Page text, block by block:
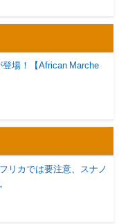
場！【African Marche
リカでは要注意、スナノ